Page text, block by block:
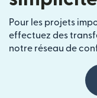
Pour les projets
effectuez des
notre réseau de